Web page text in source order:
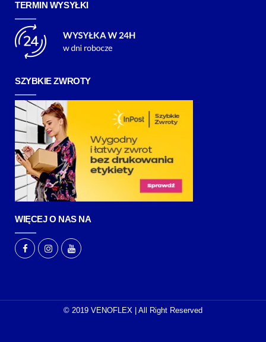
TERMIN WYSYŁKI
SZYBKIE ZWROTY
WIĘCEJ O NAS NA
© 2019 VENOFLEX | All Right Reserved